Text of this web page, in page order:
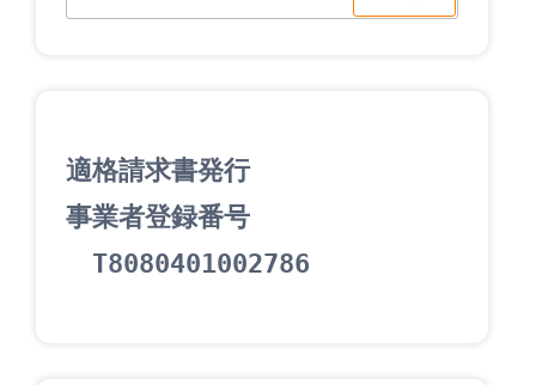
索:
適格請求書発行
事業者登録番号
T8080401002786